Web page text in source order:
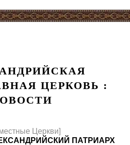
ЦЕРКОВЬ :
Церкви]
ПАТРИАРХ